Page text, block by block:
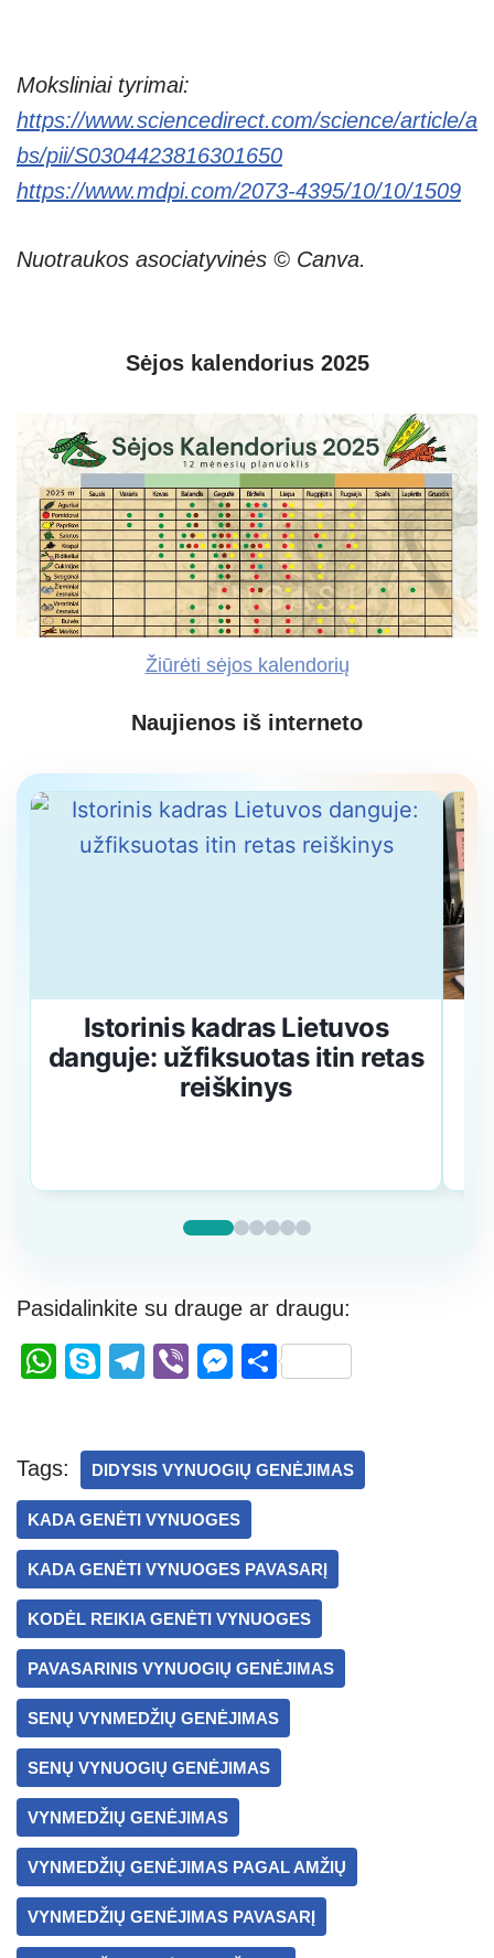
Moksliniai tyrimai:
https://www.sciencedirect.com/science/article/a
bs/pii/S0304423816301650
https://www.mdpi.com/2073-4395/10/10/1509
Nuotraukos asociatyvinės © Canva.
Sėjos kalendorius 2025
Žiūrėti sėjos kalendorių
Naujienos iš interneto
Istorinis kadras Lietuvos
danguje: užfiksuotas itin retas
reiškinys
Pasidalinkite su drauge ar draugu:
W
s
A
p
p
S
e
T
gr
a
m
Vi
M
e
n
g
er
S
e
Tags: DIDYSIS VYNUOGIŲ GENĖJIMAS
KADA GENĖTI VYNUOGES
KADA GENĖTI VYNUOGES PAVASARĮ
KODĖL REIKIA GENĖTI VYNUOGES
PAVASARINIS VYNUOGIŲ GENĖJIMAS
SENŲ VYNMEDŽIŲ GENĖJIMAS
SENŲ VYNUOGIŲ GENĖJIMAS
VYNMEDŽIŲ GENĖJIMAS
VYNMEDŽIŲ GENĖJIMAS PAGAL AMŽIŲ
VYNMEDŽIŲ GENĖJIMAS PAVASARĮ